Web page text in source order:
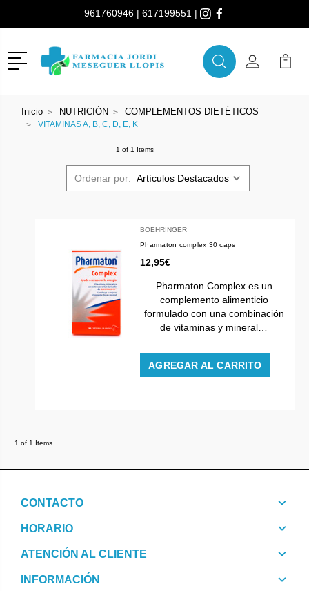
961760946 | 617199551 |
Menú
BuscarMi Cuenta
Mi
Inicio NUTRICIÓN COMPLEMENTOS DIETÉTICOS
VITAMINAS A, B, C, D, E, K
1 of 1 Items
Ordenar por:
BOEHRINGER
Pharmaton complex 30 caps
12,95€
Pharmaton Complex es un
complemento alimenticio
formulado con una combinación
de vitaminas y mineral…
AGREGAR AL CARRITO
1 of 1 Items
CONTACTO
HORARIO
ATENCIÓN AL CLIENTE
INFORMACIÓN